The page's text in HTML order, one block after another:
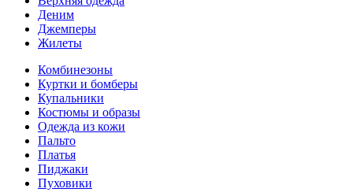
Деним
Джемперы
Жилеты
Комбинезоны
Куртки и бомберы
Купальники
Костюмы и образы
Одежда из кожи
Пальто
Платья
Пиджаки
Пуховики